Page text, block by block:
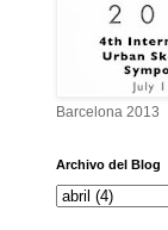
Barcelona 2013
Archivo del Blog